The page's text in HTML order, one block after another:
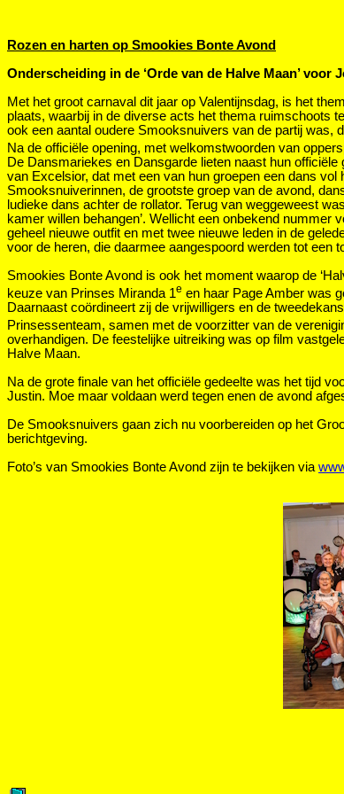
Rozen en harten op Smookies Bonte Avond
Onderscheiding in de ‘Orde van de Halve Maan’ voor
Met het groot carnaval dit jaar op Valentijnsdag, is het
plaats, waarbij in de diverse acts het thema ruimschoots
ook een aantal oudere Smooksnuivers van de partij was,
Na de officiële opening, met welkomstwoorden van
De Dansmariekes en Dansgarde lieten naast hun
van Excelsior, dat met een van hun groepen een dans
Smooksnuiverinnen, de grootste groep van de avond,
ludieke dans achter de rollator. Terug van weggeweest
kamer willen behangen’. Wellicht een onbekend
geheel nieuwe outfit en met twee nieuwe leden in de
voor de heren, die daarmee aangespoord werden tot een
Smookies Bonte Avond is ook het moment waarop de
keuze van Prinses Miranda 1e en haar Page Amber was
Daarnaast coördineert zij de vrijwilligers en de
Prinsessenteam, samen met de voorzitter van de
overhandigen. De feestelijke uitreiking was op film
Halve Maan.
Na de grote finale van het officiële gedeelte was het tijd
Justin. Moe maar voldaan werd tegen enen de avond
De Smooksnuivers gaan zich nu voorbereiden op het
berichtgeving.
Foto’s van Smookies Bonte Avond zijn te bekijken via